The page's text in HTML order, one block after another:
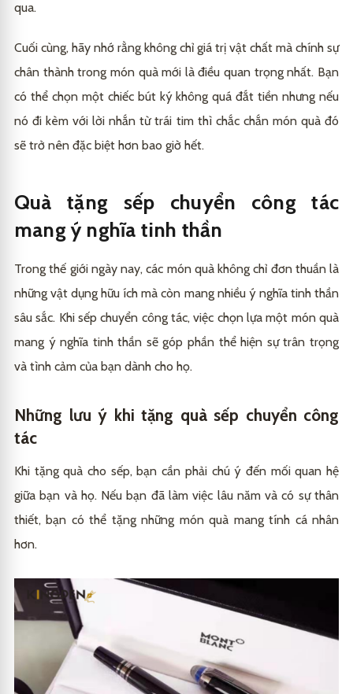
qua.
Cuối cùng, hãy nhớ rằng không chỉ giá trị vật chất mà chính sự
chân thành trong món quà mới là điều quan trọng nhất. Bạn
có thể chọn một chiếc bút ký không quá đắt tiền nhưng nếu
nó đi kèm với lời nhắn từ trái tim thì chắc chắn món quà đó
sẽ trở nên đặc biệt hơn bao giờ hết.
Quà tặng sếp chuyển công tác
mang ý nghĩa tinh thần
Trong thế giới ngày nay, các món quà không chỉ đơn thuần là
những vật dụng hữu ích mà còn mang nhiều ý nghĩa tinh thần
sâu sắc. Khi sếp chuyển công tác, việc chọn lựa một món quà
mang ý nghĩa tinh thần sẽ góp phần thể hiện sự trân trọng
và tình cảm của bạn dành cho họ.
Những lưu ý khi tặng quà sếp chuyển công
tác
Khi tặng quà cho sếp, bạn cần phải chú ý đến mối quan hệ
giữa bạn và họ. Nếu bạn đã làm việc lâu năm và có sự thân
thiết, bạn có thể tặng những món quà mang tính cá nhân
hơn.